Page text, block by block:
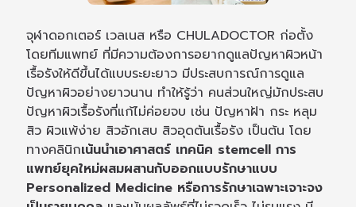
จุฬาดอกเตอร์ เวลเนส หรือ CHULADOCTOR ก่อตั้ง
โดยทีมแพทย์ ที่มีความต้องการอยากดูแลปัญหาผิวหน้า
เรื้อรังให้ดีขึ้นได้แบบระยะยาว มีประสบการณ์การดูแล
ปัญหาผิวอย่างยาวนาน ทำให้รู้ว่า คนส่วนใหญ่มักประสบ
ปัญหาผิวเรื้อรังที่แก้ไม่ค่อยจบ เช่น ปัญหาฝ้า กระ หลุม
สิว ผิวแพ้ง่าย สิวอักเสบ สิวอุดตันเรื้อรัง เป็นต้น โดย
ทางคลินิกเน้นนำเอาศาสตร์ เทคนิค stemcell การ
แพทย์ยุคใหม่ผสมผสานกับออกแบบรักษาแบบ
Personalized Medicine หรือการรักษาเฉพาะเจาะจง